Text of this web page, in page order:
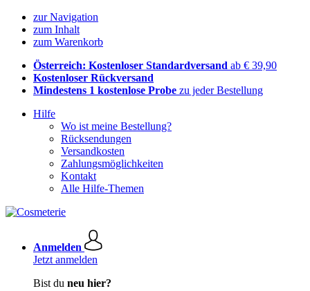
zur Navigation
zum Inhalt
zum Warenkorb
Österreich: Kostenloser Standardversand ab € 39,90
Kostenloser Rückversand
Mindestens 1 kostenlose Probe zu jeder Bestellung
Hilfe
Wo ist meine Bestellung?
Rücksendungen
Versandkosten
Zahlungsmöglichkeiten
Kontakt
Alle Hilfe-Themen
Anmelden
Jetzt anmelden
Bist du neu hier?